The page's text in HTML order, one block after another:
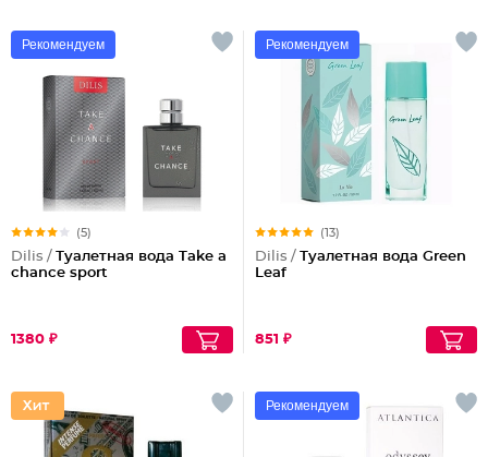
Рекомендуем
(5)
Dilis / Туалетная вода Take a
chance sport
1380 ₽
Рекомендуем
(13)
Dilis / Туалетная вода Green
Leaf
851 ₽
Рекомендуем